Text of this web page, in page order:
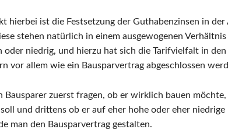
hierbei ist die Festsetzung der Guthabenzinsen in der
stehen natürlich in einem ausgewogenen
oder niedrig, und hierzu hat sich die Tarifvielfalt in
vor allem wie ein Bausparvertrag abgeschlossen
Bausparer zuerst fragen, ob er wirklich bauen
und drittens ob er auf eher hohe oder eher
man den Bausparvertrag gestalten.